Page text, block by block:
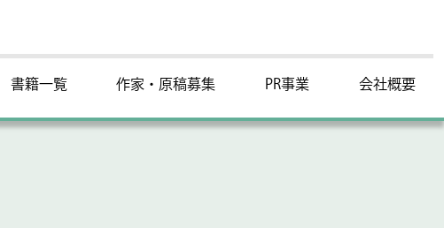
書籍一覧 作家・原稿募集 PR事業 会社概要